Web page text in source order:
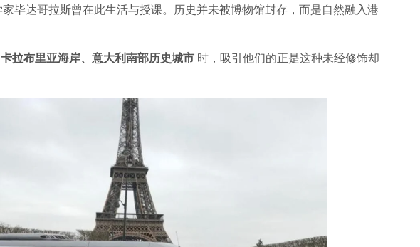
毕达哥拉斯曾在此生活与授课。历史并未被博物馆封存，而是自然融入港
拉布里亚海岸、意大利南部历史城市 时，吸引他们的正是这种未经修饰却